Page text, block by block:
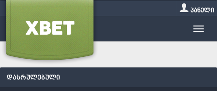
პანელი
დასრულებული